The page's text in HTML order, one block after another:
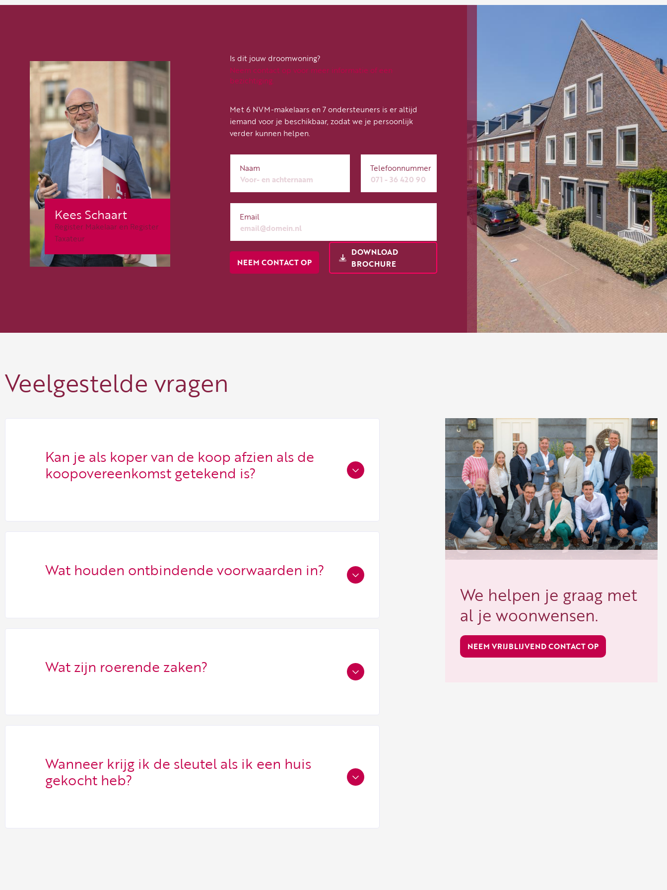
vlizotrap is de bergvliering bereikbaar; deze is op stahoogte (ca. 2,20 m
Kortom, een modern en comfortabel familiehuis op een van de fijnste
plekken van Valkenburg!
Kees Schaart
Register Makelaar en Register
Taxateur
Is dit jouw droomwoning?
Neem contact op voor meer informatie of een
bezichtiging.
Met 6 NVM-makelaars en 7 ondersteuners is er altijd
iemand voor je beschikbaar, zodat we je persoonlijk
verder kunnen helpen.
Naam Telefoonnummer
Email
NEEM CONTACT OP
DOWNLOAD
BROCHURE
Veelgestelde vragen
Kan je als koper van de koop afzien als de
koopovereenkomst getekend is?
Wat houden ontbindende voorwaarden in?
Wat zijn roerende zaken?
Wanneer krijg ik de sleutel als ik een huis
gekocht heb?
We helpen je graag met
al je woonwensen.
NEEM VRIJBLIJVEND CONTACT OP